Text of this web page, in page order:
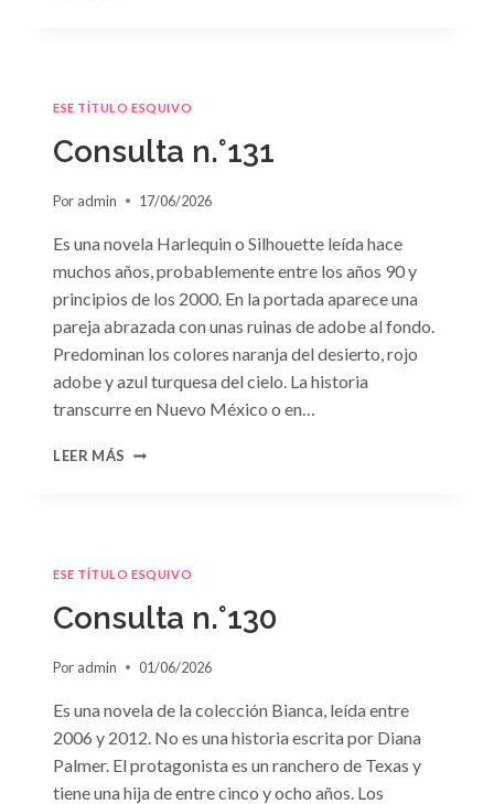
ESE TÍTULO ESQUIVO
Consulta n.°131
Por admin 17/06/2026
Es una novela Harlequin o Silhouette leída hace
muchos años, probablemente entre los años 90 y
principios de los 2000. En la portada aparece una
pareja abrazada con unas ruinas de adobe al fondo.
Predominan los colores naranja del desierto, rojo
adobe y azul turquesa del cielo. La historia
transcurre en Nuevo México o en…
LEER MÁS CONSULTA
ESE TÍTULO ESQUIVO
Consulta n.°130
Por admin 01/06/2026
Es una novela de la colección Bianca, leída entre
2006 y 2012. No es una historia escrita por Diana
Palmer. El protagonista es un ranchero de Texas y
tiene una hija de entre cinco y ocho años. Los